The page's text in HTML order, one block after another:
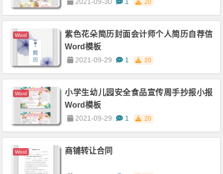
20
Word
紫色花朵简历封面会计师个人简历自荐信
Word模板
2021-09-29 1 20
Word
小学生幼儿园安全食品宣传周手抄报小报
Word模板
2021-09-29 1 20
Word 商铺转让合同